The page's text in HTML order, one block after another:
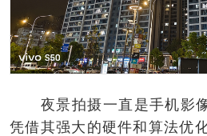
夜景拍摄一直是手机影
凭借其强大的硬件和算法优